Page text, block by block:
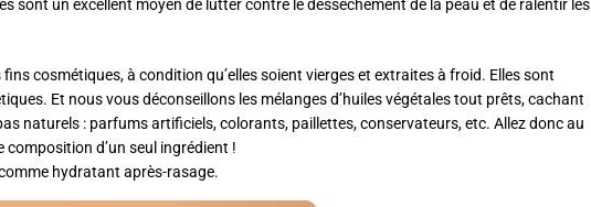
sont un excellent moyen de lutter contre le dessèchement de la peau et de ralentir les
cosmétiques, à condition qu’elles soient vierges et extraites à froid. Elles sont
Et nous vous déconseillons les mélanges d’huiles végétales tout prêts, cachant
naturels : parfums artificiels, colorants, paillettes, conservateurs, etc. Allez donc au
d’un seul ingrédient !
hydratant après-rasage.